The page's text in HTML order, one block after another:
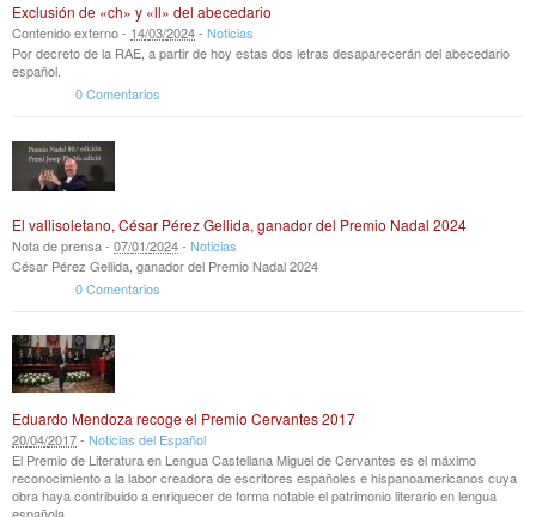
Exclusión de «ch» y «ll» del abecedario
Contenido externo - 14/03/2024- Noticias
Por decreto de la RAE, a partir de hoy estas dos letras desaparecerán del abecedario
español.
0 Comentarios
El vallisoletano, César Pérez Gellida, ganador del Premio Nadal 2024
Nota de prensa - 07/01/2024- Noticias
César Pérez Gellida, ganador del Premio Nadal 2024
0 Comentarios
Eduardo Mendoza recoge el Premio Cervantes 2017
20/04/2017- Noticias del Español
El Premio de Literatura en Lengua Castellana Miguel de Cervantes es el máximo
reconocimiento a la labor creadora de escritores españoles e hispanoamericanos cuya
obra haya contribuido a enriquecer de forma notable el patrimonio literario en lengua